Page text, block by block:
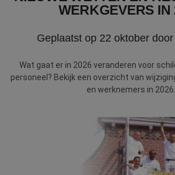
Kennisbank
Trainingen
Zoeken naar een schilder
Garantie
Waarom de betere schilder?
Over ons
WERKGEVERS IN
Geplaatst op 22 oktober
Wat gaat er in 2026 veranderen voor
personeel? Bekijk een overzicht van
en werknemers in 2026.